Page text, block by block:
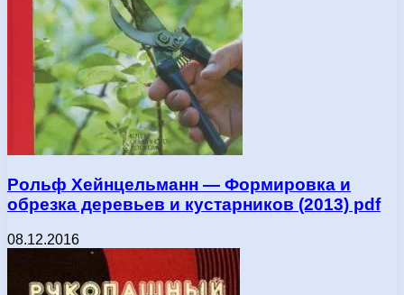
Рольф Хейнцельманн — Формировка и
обрезка деревьев и кустарников (2013) pdf
08.12.2016